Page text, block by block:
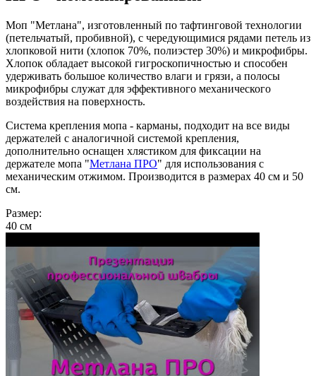
Моп "Метлана", изготовленный по тафтинговой технологии
(петельчатый, пробивной), с чередующимися рядами петель из
хлопковой нити (хлопок 70%, полиэстер 30%) и микрофибры.
Хлопок обладает высокой гигроскопичностью и способен
удерживать большое количество влаги и грязи, а полосы
микрофибры служат для эффективного механического
воздействия на поверхность.
Система крепления мопа - карманы, подходит на все виды
держателей с аналогичной системой крепления,
дополнительно оснащен хлястиком для фиксации на
держателе мопа "Метлана ПРО" для использования с
механическим отжимом. Производится в размерах 40 см и 50
см.
Размер:
40 см